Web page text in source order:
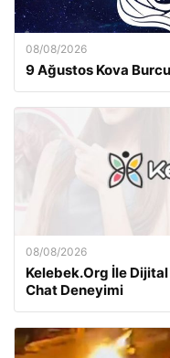
08/08/2026
9 Ağustos Kova
08/08/2026
Kelebek.Org İle
Chat Deneyimi